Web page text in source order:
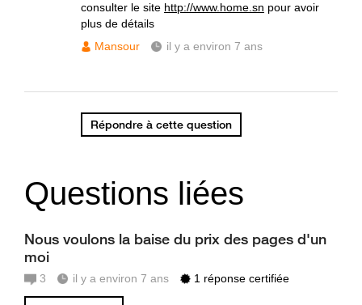
consulter le site http://www.home.sn pour avoir
plus de détails
Mansour
il y a environ 7 ans
Répondre à cette question
Questions liées
Nous voulons la baise du prix des pages d'un
moi
3 il y a environ 7 ans 1 réponse certifiée